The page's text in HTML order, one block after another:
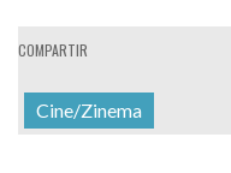
COMPARTIR
Cine/Zinema